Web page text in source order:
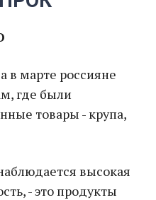
в марте россияне
где были
товары - крупа,
высокая
- это продукты